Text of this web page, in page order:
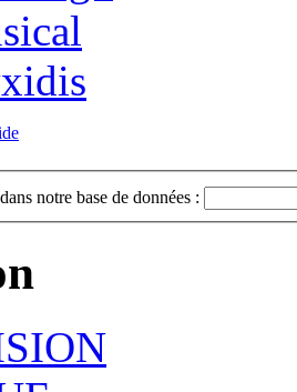
notre base de données :